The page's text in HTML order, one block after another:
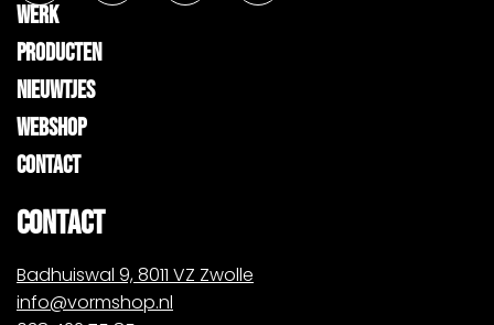
WERK
PRODUCTEN
NIEUWTJES
WEBSHOP
CONTACT
CONTACT
Badhuiswal 9, 8011 VZ Zwolle
info@vormshop.nl